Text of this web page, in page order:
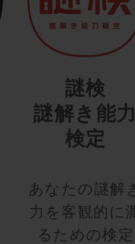
謎検
謎解き能
検定
あなたの謎解
力を客観的に
るための検定